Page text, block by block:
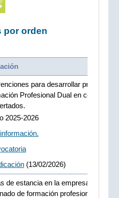
por orden
para desarrollar programas
Profesional Dual en centros
2025-2026
(13/02/2026)
de estancia en la empresa, para el
de formación profesional que